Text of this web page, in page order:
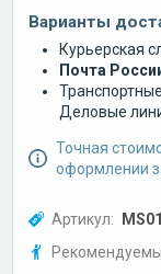
Варианты
Курьерская
Почта
Деловые
Точная
оформлении
Артикул: